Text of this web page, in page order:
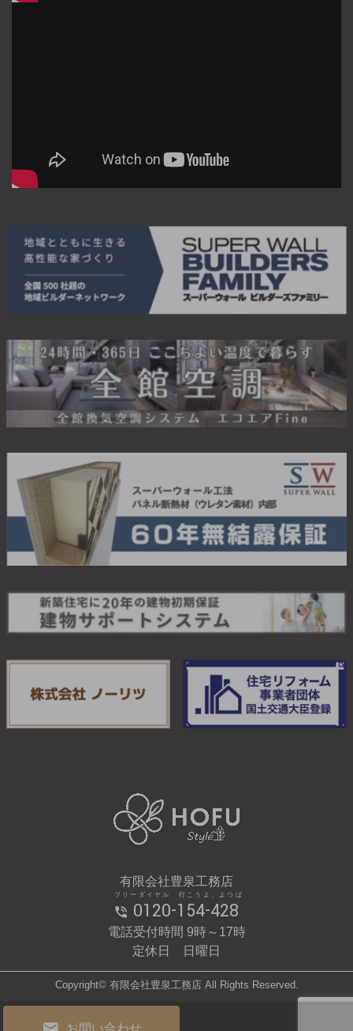
お問い合わせ
有限会社豊泉工務店
0120-154-428
フリーダイヤル 行こうよ、よつば
電話受付時間 9時～17時
定休日 日曜日
Copyright© 有限会社豊泉工務店 All Rights Reserved.